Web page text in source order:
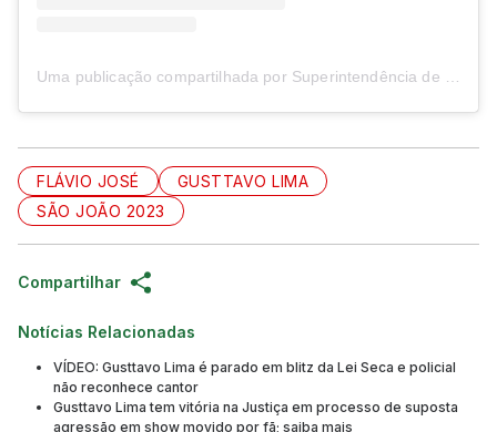
Uma publicação compartilhada por Superintendência de Fomento ao Turismo (@sufotur)
FLÁVIO JOSÉ
GUSTTAVO LIMA
SÃO JOÃO 2023
Compartilhar
Notícias Relacionadas
VÍDEO: Gusttavo Lima é parado em blitz da Lei Seca e policial
não reconhece cantor
Gusttavo Lima tem vitória na Justiça em processo de suposta
agressão em show movido por fã; saiba mais